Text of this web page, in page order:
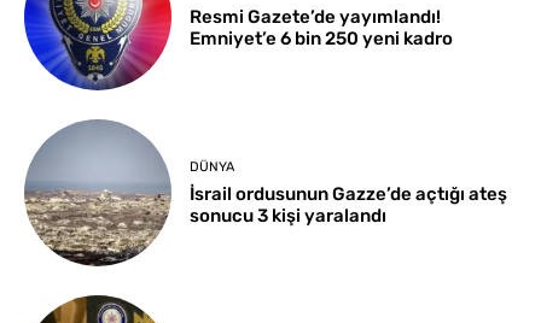
Resmi Gazete’de yayımlandı!
Emniyet’e 6 bin 250 yeni kadro
DÜNYA
İsrail ordusunun Gazze’de açtığı ateş
sonucu 3 kişi yaralandı